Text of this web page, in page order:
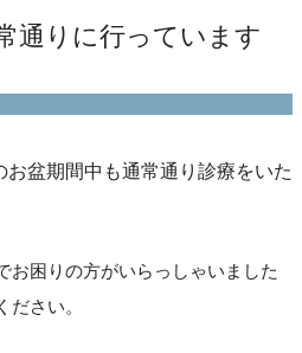
通りに行っています
盆期間中も通常通り診療をいた
お困りの方がいらっしゃいました
さい。